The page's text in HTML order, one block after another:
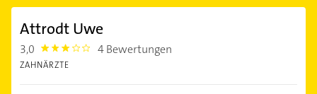
Attrodt Uwe
3,0 3.0 4 Bewertungen
ZAHNÄRZTE